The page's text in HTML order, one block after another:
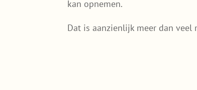
kan opnemen.
Dat is aanzienlijk meer dan veel